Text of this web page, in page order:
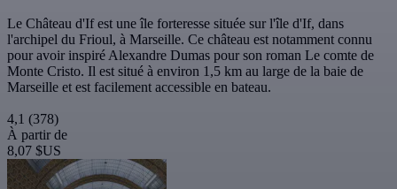
Le Château d'If est une île forteresse située sur l'île d'If, dans
l'archipel du Frioul, à Marseille. Ce château est notamment connu
pour avoir inspiré Alexandre Dumas pour son roman Le comte de
Monte Cristo. Il est situé à environ 1,5 km au large de la baie de
Marseille et est facilement accessible en bateau.
4,1 (378)
À partir de
8,07 $US